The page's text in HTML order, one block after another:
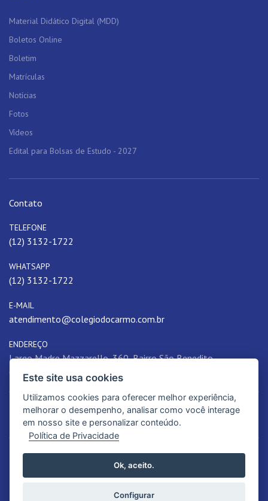
Material Didático Digital (MDD)
Boletos Online
Boletim
Matrículas
Notícias
Fotos
Vídeos
Edital para Bolsas de Estudo - 2027
Contato
TELEFONE
(12) 3132-1722
WHATSAPP
(12) 3132-1722
E-MAIL
atendimento@colegiodocarmo.com.br
ENDEREÇO
Largo Madre Mazzarello, 360, Bairro São Benedito,
Guaratinguetá, SP, 12502-051, Brasil
© 2015-2026. Instituto Nossa Senhora do Carmo | Educação de qualidade.
Todos os Direitos Reservados.
Este site usa cookies
Utilizamos cookies para oferecer melhor experiência,
melhorar o desempenho, analisar como você interage
em nosso site e personalizar conteúdo.
Política de Privacidade
Ok, aceito.
Configurar